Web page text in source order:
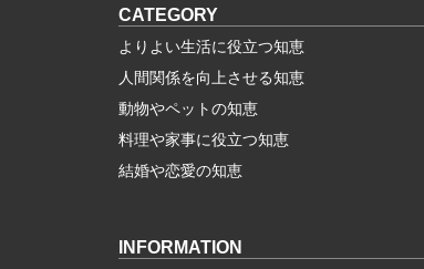
CATEGORY
よりよい生活に役立つ知恵
人間関係を向上させる知恵
動物やペットの知恵
料理や家事に役立つ知恵
結婚や恋愛の知恵
INFORMATION